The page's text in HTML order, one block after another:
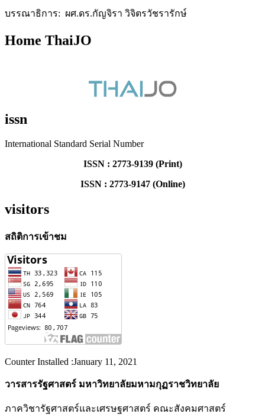
บรรณาธิการ: ผศ.ดร.กัญจิรา วิจิตรวัชรารักษ์
Home ThaiJO
issn
International Standard Serial Number
ISSN : 2773-9139 (Print)
ISSN : 2773-9147 (Online)
visitors
สถิติการเข้าชม
Counter Installed :January 11, 2021
วารสารรัฐศาสตร์ มหาวิทยาลัยมหามกุฏราชวิทยาลัย
ภาควิชารัฐศาสตร์และเศรษฐศาสตร์ คณะสังคมศาสตร์